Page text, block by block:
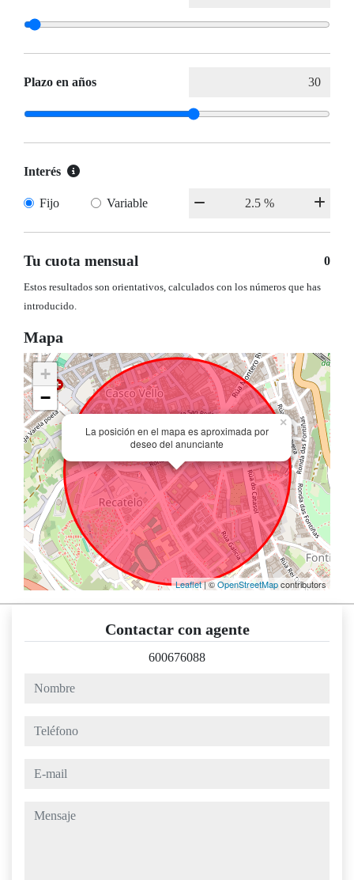
Plazo en años
Interés
Fijo Variable
Tu cuota mensual 0
Estos resultados son orientativos, calculados con los números que has
introducido.
Mapa
La posición en el mapa es aproximada por
deseo del anunciante
×
+
−
Leaflet| ©OpenStreetMapcontributors
Contactar con agente
600676088
nombre
teléfono
e-mail
mensaje